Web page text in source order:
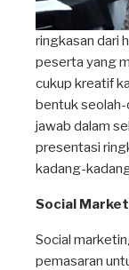
ringkasan dari
peserta yang
cukup kreatif
bentuk seolah-
jawab dalam
presentasi
kadang-
Social
Social
pemasaran